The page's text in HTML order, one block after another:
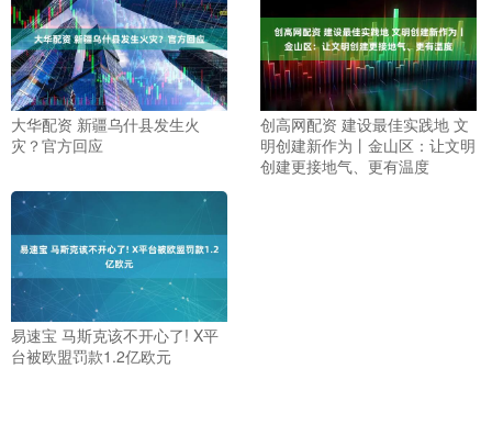
大华配资 新疆乌什县发生火
灾？官方回应
创高网配资 建设最佳实践地 文
明创建新作为丨金山区：让文明
创建更接地气、更有温度
易速宝 马斯克该不开心了! X平
台被欧盟罚款1.2亿欧元